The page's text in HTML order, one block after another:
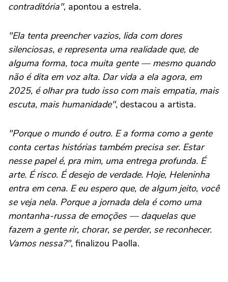
contraditória", apontou a estrela.
"Ela tenta preencher vazios, lida com dores
silenciosas, e representa uma realidade que, de
alguma forma, toca muita gente — mesmo quando
não é dita em voz alta. Dar vida a ela agora, em
2025, é olhar pra tudo isso com mais empatia, mais
escuta, mais humanidade", destacou a artista.
"Porque o mundo é outro. E a forma como a gente
conta certas histórias também precisa ser. Estar
nesse papel é, pra mim, uma entrega profunda. É
arte. É risco. É desejo de verdade. Hoje, Heleninha
entra em cena. E eu espero que, de algum jeito, você
se veja nela. Porque a jornada dela é como uma
montanha-russa de emoções — daquelas que
fazem a gente rir, chorar, se perder, se reconhecer.
Vamos nessa?", finalizou Paolla.